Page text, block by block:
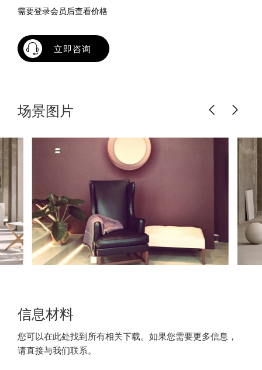
需要登录会员后查看价格
立即咨询
场景图片
信息材料
您可以在此处找到所有相关下载。如果您需要更多信息，
请直接与我们联系。